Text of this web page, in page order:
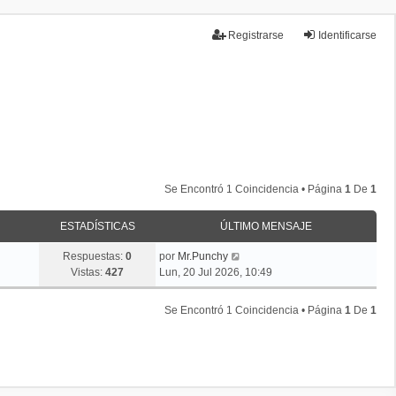
Identificarse
Registrarse
Se Encontró 1 Coincidencia • Página 1 De 1
ESTADÍSTICAS ÚLTIMO MENSAJE
Respuestas: 0
Vistas: 427
por Mr.Punchy
Lun, 20 Jul 2026, 10:49
Se Encontró 1 Coincidencia • Página 1 De 1